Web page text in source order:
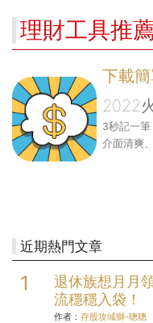
理財工具推
下載
2022
3秒記一筆
介面清爽
近期熱門文章
退休族想月月
流穩穩入袋！
作者： 存股攻城獅-聰聰